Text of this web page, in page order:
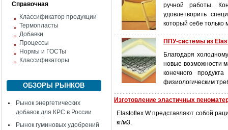
Справочная
Классификатор продукции
Термопласты
Добавки
Процессы
Нормы и ГОСТы
Классификаторы
ОБЗОРЫ РЫНКОВ
Рынок энергетических
добавок для КРС в России
Рынок гуминовых удобрений
ручной работы.
удовлетворить
который себе только
ППУ-системы из
Благодаря
новые возможности
конечного
физиологическим
Изготовление эластичных
Elastoflex W представляют собой
кг/м3.